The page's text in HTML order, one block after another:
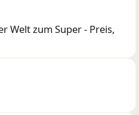
Welt zum Super - Preis,